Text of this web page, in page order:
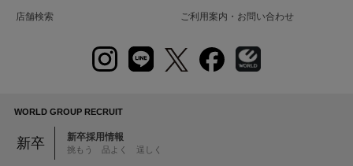
店舗検索 ご利用案内・お問い合わせ
WORLD GROUP RECRUIT
新卒 新卒採用情報
挑もう 品よく 逞しく